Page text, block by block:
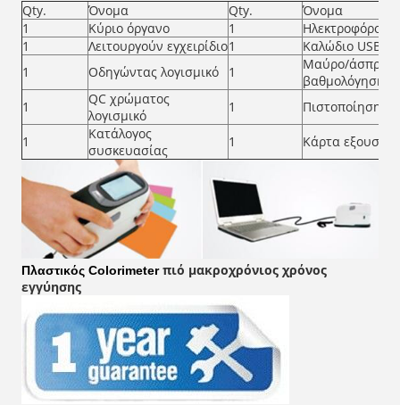
Qty. Όνομα Qty.
Όνομα
1
Κύριο όργανο 1
Ηλεκτροφόρο
1
Λειτουργούν εγχειρίδιο1
Καλώδιο USB
1
Οδηγώντας λογισμικό 1
Μαύρο/άσπρο
βαθμολόγησης
1
QC χρώματος
λογισμικό
1 Πιστοποίηση
1
Κατάλογος
συσκευασίας
1 Κάρτα
Πλαστικός Colorimeterπιό μακροχρόνιος χρόνος
εγγύησης